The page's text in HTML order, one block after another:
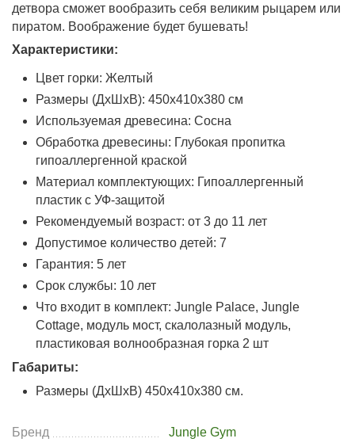
детвора сможет вообразить себя великим рыцарем или
пиратом. Воображение будет бушевать!
Характеристики:
Цвет горки: Желтый
Размеры (ДхШхВ): 450х410х380 см
Используемая древесина: Сосна
Обработка древесины: Глубокая пропитка
гипоаллергенной краской
Материал комплектующих: Гипоаллергенный
пластик с УФ-защитой
Рекомендуемый возраст: от 3 до 11 лет
Допустимое количество детей: 7
Гарантия: 5 лет
Срок службы: 10 лет
Что входит в комплект: Jungle Palace, Jungle
Cottage, модуль мост, скалолазный модуль,
пластиковая волнообразная горка 2 шт
Габариты:
Размеры (ДхШхВ) 450х410х380 см.
Бренд Jungle Gym